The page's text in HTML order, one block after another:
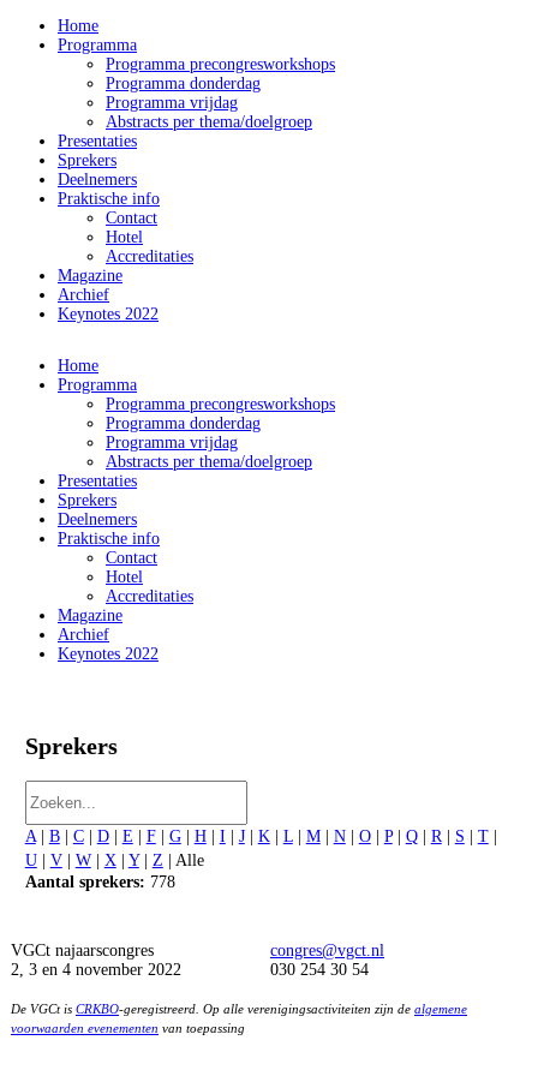
Home
Programma
Programma precongresworkshops
Programma donderdag
Programma vrijdag
Abstracts per thema/doelgroep
Presentaties
Sprekers
Deelnemers
Praktische info
Contact
Hotel
Accreditaties
Magazine
Archief
Keynotes 2022
Home
Programma
Programma precongresworkshops
Programma donderdag
Programma vrijdag
Abstracts per thema/doelgroep
Presentaties
Sprekers
Deelnemers
Praktische info
Contact
Hotel
Accreditaties
Magazine
Archief
Keynotes 2022
Sprekers
A| B| C| D| E F| G| H| I J| K| L| M| N| O| P| Q| R| S T|
U| V| W| X| Y| Z | Alle
Aantal sprekers: 778
VGCt najaarscongres
2, 3 en 4 november 2022
congres@vgct.nl
030 254 30 54
De VGCt is CRKBO-geregistreerd. Op alle verenigingsactiviteiten zijn de algemene
voorwaarden evenementen van toepassing